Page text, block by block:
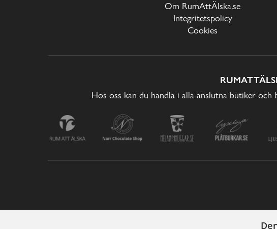
Om RumAttÄlska.se
Integritetspolicy
Cookies
Hos oss kan du handla i alla anslutna butiker